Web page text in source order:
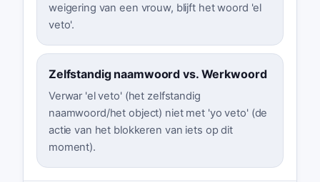
weigering van een vrouw, blijft het woord 'el
veto'.
Zelfstandig naamwoord vs. Werkwoord
Verwar 'el veto' (het zelfstandig
naamwoord/het object) niet met 'yo veto' (de
actie van het blokkeren van iets op dit
moment).